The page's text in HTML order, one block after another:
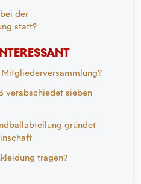
der
statt?
verabschiedet sieben
gründet
tragen?